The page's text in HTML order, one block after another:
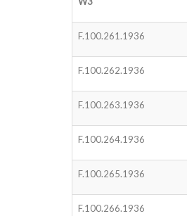
F.100.261.1936
F.100.262.1936
F.100.263.1936
F.100.264.1936
F.100.265.1936
F.100.266.1936